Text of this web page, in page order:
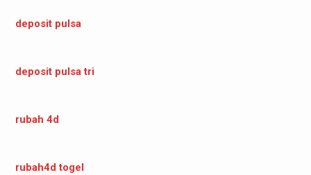
deposit pulsa
deposit pulsa tri
rubah 4d
rubah4d togel